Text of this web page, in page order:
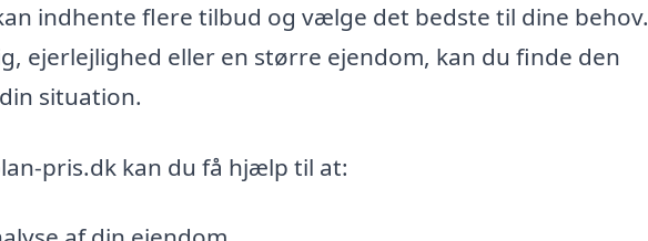
indhente flere tilbud og vælge det bedste til dine behov.
ejerlejlighed eller en større ejendom, kan du finde den
situation.
pris.dk kan du få hjælp til at: